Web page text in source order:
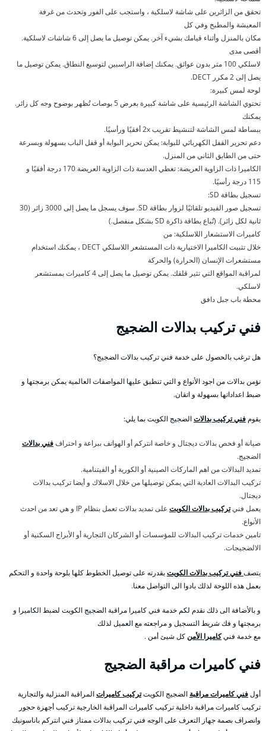
تحقق من الزائرين على شاشة لاسلكية ، واستجب على الفور وتحدث من غرفة
المعيشة والمطبخ وفي كل
مكان بالمنزل وأثناء قيامك بشيء آخر. يمكن توصيل ما يصل إلى 6 شاشات لاسلكية.
أقصى مدى
لاسلكي 100 متر بدون عوائق. يمكنك إضافة الراسبين لتوسيع النطاق. يمكن توصيل ما
يصل إلى 2 مكرر DECT.
لوحة لمس كبيرة:
تحتوي الشاشة الرئيسية على شاشة كبيرة بعرض 5 بوصات تُظهر بوضوح وجه كل زائر.
يمكنك
ببساطة لمس الشاشة لتنشيط تقريب 2x أفقيًا ورأسيًا.
دعم تحرير القفل الكهربائي للبوابة: يمكن تحرير البوابة أو قفل الباب بسهولة وبسرعة
حتى من الطابق الثاني من المنزل.
الكاميرا ذات الزاوية العريضة: تغطي العدسة ذات الزاوية العريضة 170 درجة أفقيًا و
115 درجة رأسيًا.
تسجيل بطاقة SD:
تسجيل صور الفيديو تلقائيًا لزوار بطاقة SD. سوف يسجل ما يصل إلى 3000 زائر (30
ثانية لكل زائر). (تُباع بطاقة ذاكرة SD بشكل منفصل.)
كاميرات الاستشعار اللاسلكية: من
خلال تثبيت الكاميرا الاختيارية ذات المستشعر اللاسلكي DECT ، يمكنك استخدام
مستشعرات الإنسان (الحرارة) والحركة
لمراقبة المواقع التي تثير قلقك. يمكن توصيل ما يصل إلى 4 كاميرات بمستشعر
لاسلكي.
محطة باب جبل دافق
فني تركيب بدالات الضجيج
هل ترغب بالحصول على خدمة فني تركيب بدالات الضجيج؟
نؤمن بدالات من اجود الأنواع و التي تنطبق عليها المواصفات العالمية يمكن برمجتها و
ضبط اعداداتها بسهولة و اتقان.
يقوم فني تركيب بدالاتالضجيج الكويت بما يلي:
صيانة أو فحص بدالات ديجتال و خاصة انتركم أو الهواتف ببراعة و احتراففني بدالات
الضجيج.
تمديد البدالات من اهم الماركات الصينية أو الكورية أو الفيتنامية.
تركيب البدالات العادية التي يمكن توصيلها من خلال الاسلاك و أيضا تركيب بدالات
ديجتال.
يعمل فنيتركيب بدالات الكويت
على تمديد بدالات تعمل بنظام IP و هي تعد من احدث
الأنواع.
تامين خدمات تركيب البدالات للمؤسسات أو الشركان التجارية أو الأبراج السكنية أو
الالضجيجات.
يتصففني تركيب بدالات الكويتبقدرته على توصيل الخطوط كلها بلوحة واحدة و التحكم
بعمل هذه اللوحة لذلك بادوا الى التواصل معنا.
و بالأضافة الى ذلك نقدم لكم خدمة فني كاميرا مراقبة الضجيج الكويت لضبط الكاميرا و
برمجتها و فك شريط التسجيل و مراجعته مع العميل لذلك
مع خدمة فنيكاميرا الأمنكل شيئ أمن .
فني كاميرات مراقبة الضجيج
أولفني كاميرات مراقبة الضجيج الكويتتركيب كاميراتالمراقبة المنزلية والتجارية
تركيب كاميرات مراقبة داخلية تركيب كاميرات المراقبة الخارجية تركيب أجهزة حجور
وانصراف بصمة جهاز التعرف على الوجه فني تركيب بدالات ممتاز فني انتركم باناسونيك